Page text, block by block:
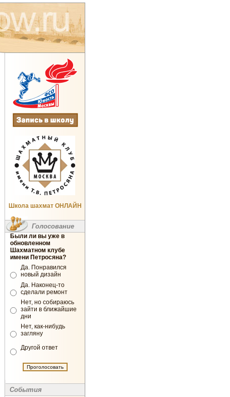
Школа шахмат ОНЛАЙН
Голосование
Были ли вы уже в
обновленном
Шахматном клубе
имени Петросяна?
Да. Понравился
новый дизайн
Да. Наконец-то
сделали ремонт
Нет, но собираюсь
зайти в ближайшие
дни
Нет, как-нибудь
загляну
Другой ответ
События